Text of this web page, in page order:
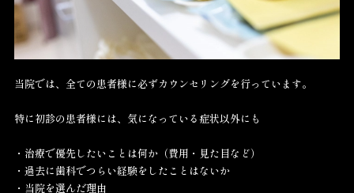
当院では、全ての患者様に必ずカウンセリングを行っています。
特に初診の患者様には、気になっている症状以外にも
・治療で優先したいことは何か（費用・見た目など）
・過去に歯科でつらい経験をしたことはないか
・当院を選んだ理由